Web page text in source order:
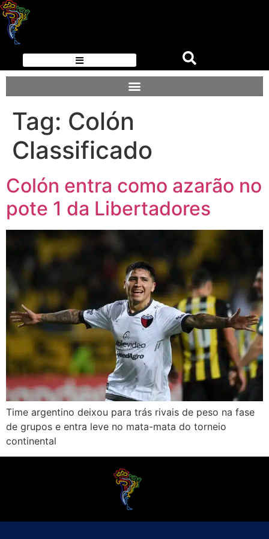
Tag: Colón
Classificado
Colón entra como azarão no
pote 1 da Libertadores
Time argentino deixou para trás rivais de peso na fase
de grupos e entra leve no mata-mata do torneio
continental